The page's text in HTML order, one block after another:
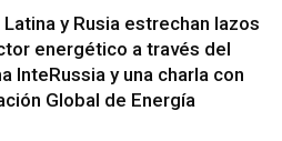
y Rusia estrechan lazos
energético a través del
InteRussia y una charla con
Global de Energía